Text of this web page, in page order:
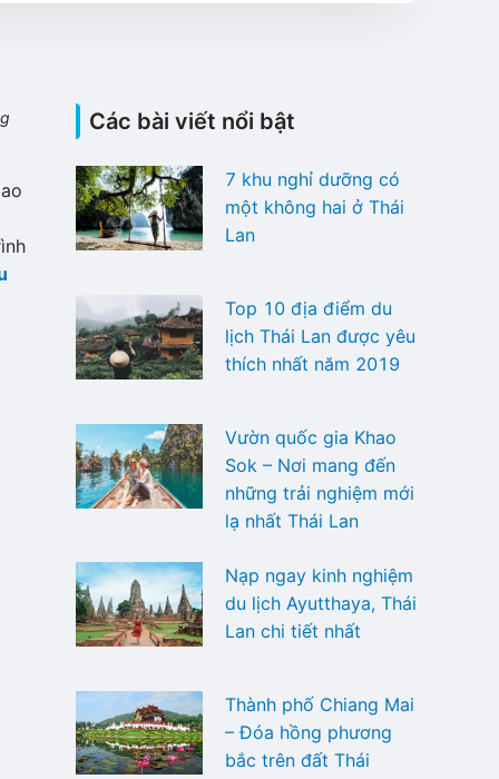
Các bài viết nổi bật
7 khu nghỉ dưỡng có
một không hai ở Thái
Lan
Top 10 địa điểm du
lịch Thái Lan được yêu
thích nhất năm 2019
Vườn quốc gia Khao
Sok – Nơi mang đến
những trải nghiệm mới
lạ nhất Thái Lan
Nạp ngay kinh nghiệm
du lịch Ayutthaya, Thái
Lan chi tiết nhất
Thành phố Chiang Mai
– Đóa hồng phương
bắc trên đất Thái